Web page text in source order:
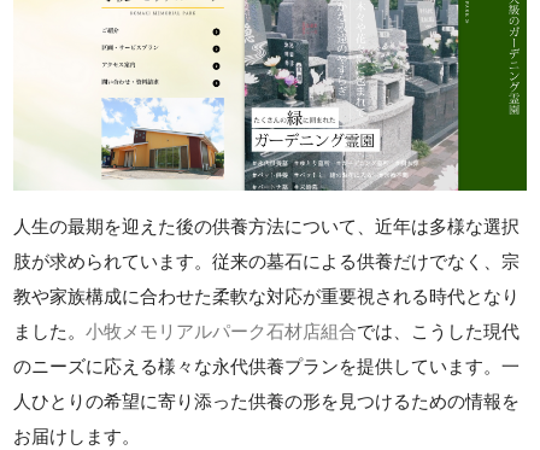
人生の最期を迎えた後の供養方法について、近年は多様な選択
肢が求められています。従来の墓石による供養だけでなく、宗
教や家族構成に合わせた柔軟な対応が重要視される時代となり
ました。小牧メモリアルパーク石材店組合では、こうした現代
のニーズに応える様々な永代供養プランを提供しています。一
人ひとりの希望に寄り添った供養の形を見つけるための情報を
お届けします。